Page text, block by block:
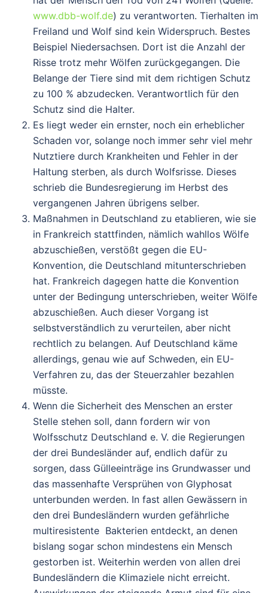
www.dbb-wolf.de) zu verantworten. Tierhalten im
Freiland und Wolf sind kein Widerspruch. Bestes
Beispiel Niedersachsen. Dort ist die Anzahl der
Risse trotz mehr Wölfen zurückgegangen. Die
Belange der Tiere sind mit dem richtigen Schutz
zu 100 % abzudecken. Verantwortlich für den
Schutz sind die Halter.
Es liegt weder ein ernster, noch ein erheblicher
Schaden vor, solange noch immer sehr viel mehr
Nutztiere durch Krankheiten und Fehler in der
Haltung sterben, als durch Wolfsrisse. Dieses
schrieb die Bundesregierung im Herbst des
vergangenen Jahren übrigens selber.
Maßnahmen in Deutschland zu etablieren, wie sie
in Frankreich stattfinden, nämlich wahllos Wölfe
abzuschießen, verstößt gegen die EU-
Konvention, die Deutschland mitunterschrieben
hat. Frankreich dagegen hatte die Konvention
unter der Bedingung unterschrieben, weiter Wölfe
abzuschießen. Auch dieser Vorgang ist
selbstverständlich zu verurteilen, aber nicht
rechtlich zu belangen. Auf Deutschland käme
allerdings, genau wie auf Schweden, ein EU-
Verfahren zu, das der Steuerzahler bezahlen
müsste.
Wenn die Sicherheit des Menschen an erster
Stelle stehen soll, dann fordern wir von
Wolfsschutz Deutschland e. V. die Regierungen
der drei Bundesländer auf, endlich dafür zu
sorgen, dass Gülleeinträge ins Grundwasser und
das massenhafte Versprühen von Glyphosat
unterbunden werden. In fast allen Gewässern in
den drei Bundesländern wurden gefährliche
multiresistente Bakterien entdeckt, an denen
bislang sogar schon mindestens ein Mensch
gestorben ist. Weiterhin werden von allen drei
Bundesländern die Klimaziele nicht erreicht.